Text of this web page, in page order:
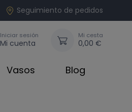
Seguimiento de pedidos
Iniciar sesión
Mi cuenta
Mi cesta
0,00 €
Vasos Blog